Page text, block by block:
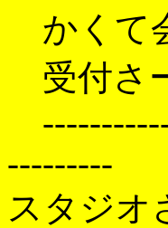
かくて
受付さ
---------
スタジ